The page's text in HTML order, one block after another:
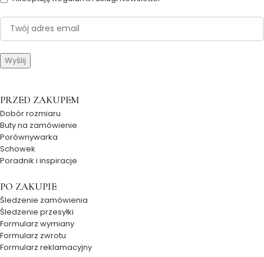
PRZED ZAKUPEM
Dobór rozmiaru
Buty na zamówienie
Porównywarka
Schowek
Poradnik i inspiracje
PO ZAKUPIE
Śledzenie zamówienia
Śledzenie przesyłki
Formularz wymiany
Formularz zwrotu
Formularz reklamacyjny